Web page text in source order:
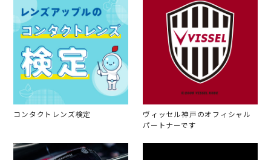
コンタクトレンズ検定
ヴィッセル神戸のオフィシャル
パートナーです